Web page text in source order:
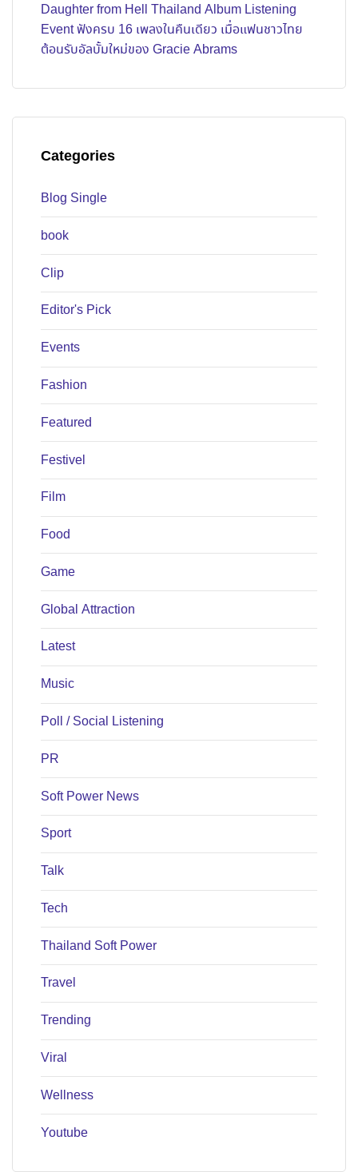
Daughter from Hell Thailand Album Listening
Event ฟังครบ 16 เพลงในคืนเดียว เมื่อแฟนชาวไทย
ต้อนรับอัลบั้มใหม่ของ Gracie Abrams
Categories
Blog Single
book
Clip
Editor's Pick
Events
Fashion
Featured
Festivel
Film
Food
Game
Global Attraction
Latest
Music
Poll / Social Listening
PR
Soft Power News
Sport
Talk
Tech
Thailand Soft Power
Travel
Trending
Viral
Wellness
Youtube